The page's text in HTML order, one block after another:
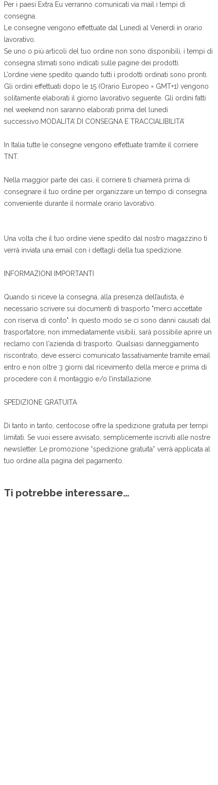
Per i paesi Extra Eu verranno comunicati via mail i tempi di
consegna.
Le consegne vengono effettuate dal Lunedì al Venerdì in orario
lavorativo.
Se uno o più articoli del tuo ordine non sono disponibili, i tempi di
consegna stimati sono indicati sulle pagine dei prodotti.
L’ordine viene spedito quando tutti i prodotti ordinati sono pronti.
Gli ordini effettuati dopo le 15 (Orario Europeo = GMT+1) vengono
solitamente elaborati il giorno lavorativo seguente. Gli ordini fatti
nel weekend non saranno elaborati prima del lunedì
successivo.MODALITA’ DI CONSEGNA E TRACCIALIBILITA’
In Italia tutte le consegne vengono effettuate tramite il corriere
TNT.
Nella maggior parte dei casi, il corriere ti chiamerà prima di
consegnare il tuo ordine per organizzare un tempo di consegna
conveniente durante il normale orario lavorativo.
Una volta che il tuo ordine viene spedito dal nostro magazzino ti
verrà inviata una email con i dettagli della tua spedizione.
INFORMAZIONI IMPORTANTI
Quando si riceve la consegna, alla presenza dell’autista, è
necessario scrivere sui documenti di trasporto "merci accettate
con riserva di conto". In questo modo se ci sono danni causati dal
trasportatore, non immediatamente visibili, sarà possibile aprire un
reclamo con l'azienda di trasporto. Qualsiasi danneggiamento
riscontrato, deve esserci comunicato tassativamente tramite email
entro e non oltre 3 giorni dal ricevimento della merce e prima di
procedere con il montaggio e/o l’installazione.
SPEDIZIONE GRATUITA
Di tanto in tanto, centocose offre la spedizione gratuita per tempi
limitati. Se vuoi essere avvisato, semplicemente iscriviti alle nostre
newsletter. Le promozione “spedizione gratuita” verrà applicata al
tuo ordine alla pagina del pagamento.
Ti potrebbe interessare…